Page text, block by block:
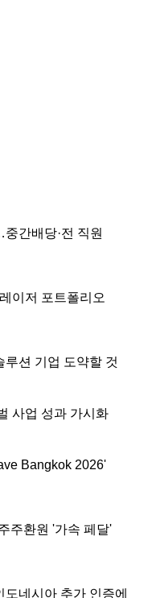
간배당·전 직원
이저 포트폴리오
루션 기업 도약할 것
사업 성과 가시화
Bangkok 2026'
주환원 '가속 페달'
네시아 추가 인증에